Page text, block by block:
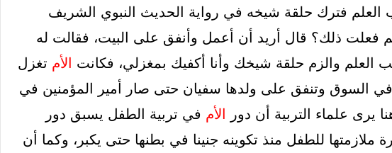
فترك حلقة شيخه في رواية الحديث النبوي الشريف
فعلت ذلك؟ قال أريد أن أعمل وأنفق على البيت، فقالت له
العلم والزم حلقة شيخك وأنا أكفيك بمغزلي، فكانت
الأم تغزل
في السوق وتنفق على ولدها سفيان حتى صار أمير المؤمنين في
يرى علماء التربية أن دور
الأم في تربية الطفل يسبق دور
ملازمتها للطفل منذ تكوينه جنينا في بطنها حتى يكبر، وكما أن